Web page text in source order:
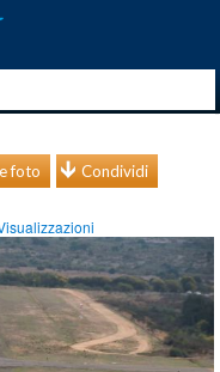
foto Condividi